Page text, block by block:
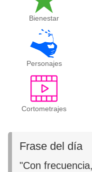
Bienestar
Personajes
Cortometrajes
Frase del día
"Con